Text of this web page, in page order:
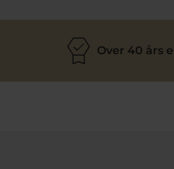
Over 40 års